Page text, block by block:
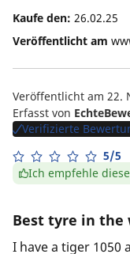
Kaufe den: 26.02.25
Veröffentlicht am
Veröffentlicht am 22.
Erfasst von
Verifizierte
5/5
Ich empfehle
Best tyre in the
I have a tiger 1050